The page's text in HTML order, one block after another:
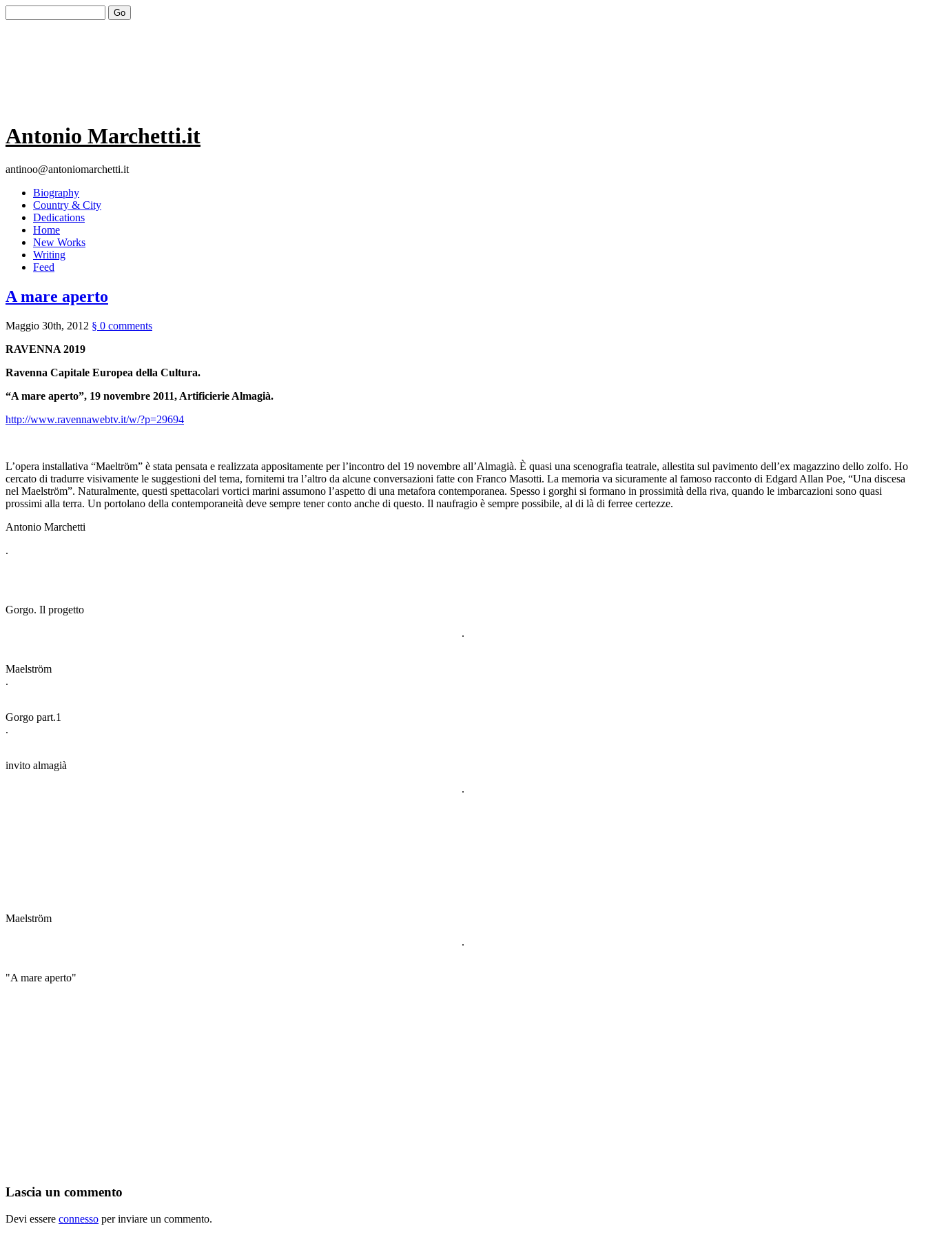
Antonio Marchetti.it
antinoo@antoniomarchetti.it
Biography
Country & City
Dedications
Home
New Works
Writing
Feed
A mare aperto
Maggio 30th, 2012 § 0 comments
RAVENNA 2019
Ravenna Capitale Europea della Cultura.
“A mare aperto”, 19 novembre 2011, Artificierie Almagià.
http://www.ravennawebtv.it/w/?p=29694
L’opera installativa “Maeltröm” è stata pensata e realizzata appositamente per l’incontro del 19 novembre all’Almagià. È quasi una scenografia teatrale, allestita sul pavimento dell’ex magazzino dello zolfo. Ho
cercato di tradurre visivamente le suggestioni del tema, fornitemi tra l’altro da alcune conversazioni fatte con Franco Masotti. La memoria va sicuramente al famoso racconto di Edgard Allan Poe, “Una discesa
nel Maelström”. Naturalmente, questi spettacolari vortici marini assumono l’aspetto di una metafora contemporanea. Spesso i gorghi si formano in prossimità della riva, quando le imbarcazioni sono quasi
prossimi alla terra. Un portolano della contemporaneità deve sempre tener conto anche di questo. Il naufragio è sempre possibile, al di là di ferree certezze.
Antonio Marchetti
.
Gorgo. Il progetto
.
Maelström
.
Gorgo part.1
.
invito almagià
.
Maelström
.
"A mare aperto"
Lascia un commento
Devi essere connesso per inviare un commento.